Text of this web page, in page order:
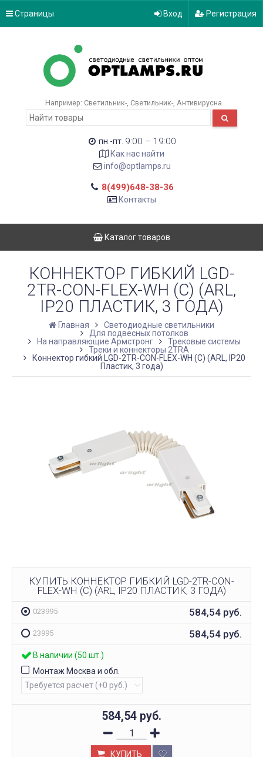
Страницы Вход Регистрация
Например: Светильник- Светильник- Антивирусна
пн.-пт. 9:00 – 19:00
Как нас найти
info@optlamps.ru
8(499)648-38-36
Контакты
Каталог товаров
КОННЕКТОР ГИБКИЙ LGD-
2TR-CON-FLEX-WH (C) (ARL,
IP20 ПЛАСТИК, 3 ГОДА)
Главная
Светодиодные светильники
Для подвесных потолков
На направляющие Армстронг
Трековые системы
Треки и коннекторы 2TRA
Коннектор гибкий LGD-2TR-CON-FLEX-WH (C) (ARL, IP20
Пластик, 3 года)
КУПИТЬ КОННЕКТОР ГИБКИЙ LGD-2TR-CON-
FLEX-WH (C) (ARL, IP20 ПЛАСТИК, 3 ГОДА)
023995 584,54 руб.
23995 584,54 руб.
В наличии (50 шт.)
Монтаж Москва и обл.
584,54 руб.
КУПИТЬ